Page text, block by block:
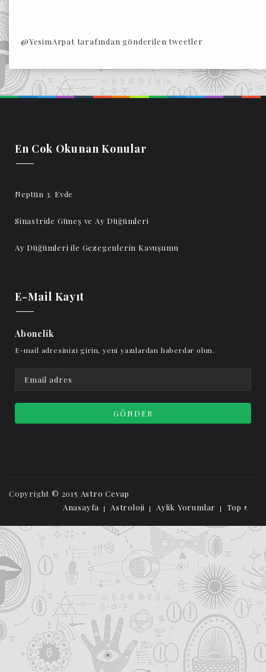
@YesimArpat tarafından gönderilen tweetler
En Cok Okunan Konular
Neptün 3. Evde
Sinastride Güneş ve Ay Düğümleri
Ay Düğümleri ile Gezegenlerin Kavuşumu
E-Mail Kayıt
Abonelik
E-mail adresinizi girin, yeni yazılardan haberdar olun.
Copyright © 2015 Astro Cevap
Anasayfa
Astroloji Aylik Yorumlar Top ↑